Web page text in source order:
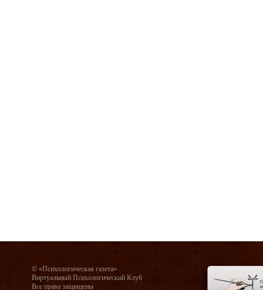
© «Психологическая газета»
Виртуальный Психологический Клуб
Все права защищены